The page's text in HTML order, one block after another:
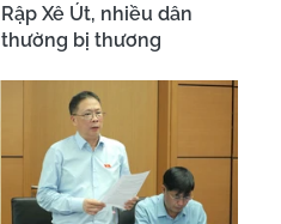
Rập Xê Út, nhiều dân
thường bị thương